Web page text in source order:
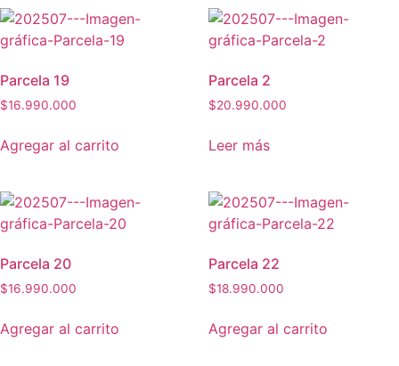
Parcela 19
$16.990.000
Agregar al carrito
Parcela 2
$20.990.000
Leer más
Parcela 20
$16.990.000
Agregar al carrito
Parcela 22
$18.990.000
Agregar al carrito